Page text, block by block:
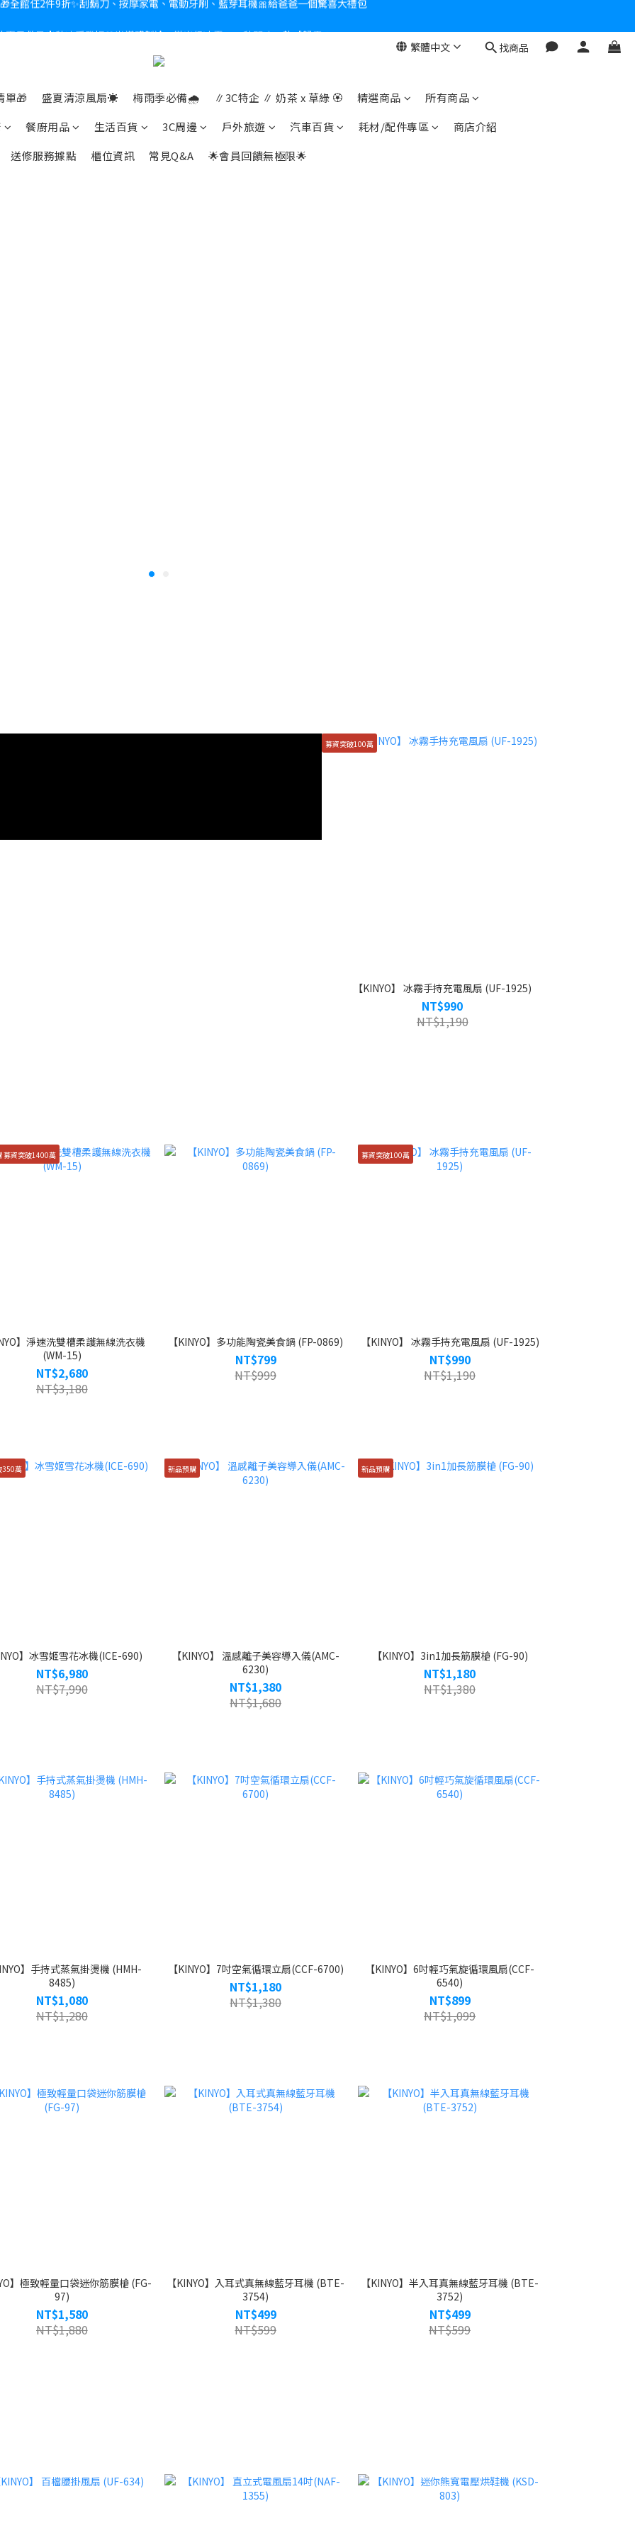
繁體中文 找商品
單🎁 盛夏清涼風扇☀️ 梅雨季必備🌧️ ∥3C特企 ∥ 奶茶 x 草綠 🏵 精選商品
所有商品
餐廚用品 生活百貨 3C周邊 戶外旅遊 汽車百貨 耗材/配件專區
商店介紹
送修服務據點
櫃位資訊 常見Q&A 🌟會員回饋無極限🌟
募資突破100萬
【KINYO】 冰霧手持充電風扇 (UF-1925)
NT$990
NT$1,190
募資突破1400萬
】淨速洗雙槽柔護無線洗衣機
(WM-15)
NT$2,680
NT$3,180
【KINYO】多功能陶瓷美食鍋 (FP-0869)
NT$799
NT$999
募資突破100萬
【KINYO】 冰霧手持充電風扇 (UF-1925)
NT$990
NT$1,190
350萬
】冰雪姬雪花冰機(ICE-690)
NT$6,980
NT$7,990
新品預購
【KINYO】 溫感離子美容導入儀(AMC-
6230)
NT$1,380
NT$1,680
新品預購
【KINYO】3in1加長筋膜槍 (FG-90)
NT$1,180
NT$1,380
】手持式蒸氣掛燙機 (HMH-
8485)
NT$1,080
NT$1,280
【KINYO】7吋空氣循環立扇(CCF-6700)
NT$1,180
NT$1,380
【KINYO】6吋輕巧氣旋循環風扇(CCF-
6540)
NT$899
NT$1,099
】極致輕量口袋迷你筋膜槍 (FG-
97)
NT$1,580
NT$1,880
【KINYO】入耳式真無線藍牙耳機 (BTE-
3754)
NT$499
NT$599
【KINYO】半入耳真無線藍牙耳機 (BTE-
3752)
NT$499
NT$599